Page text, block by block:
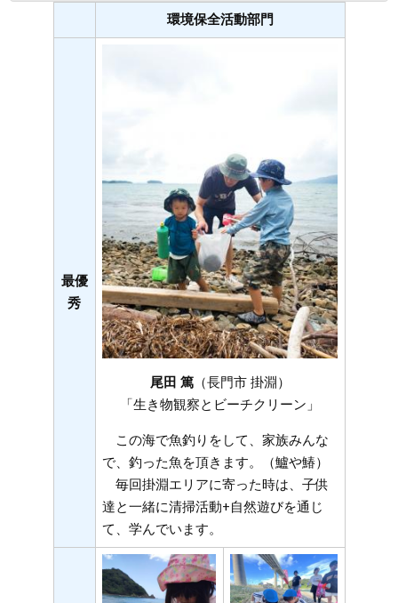
環境保全活動部門
最優
秀
尾田 篤（長門市 掛淵）
「生き物観察とビーチクリーン」
この海で魚釣りをして、家族みんな
で、釣った魚を頂きます。（鱸や鰆）
毎回掛淵エリアに寄った時は、子供
達と一緒に清掃活動+自然遊びを通じ
て、学んでいます。